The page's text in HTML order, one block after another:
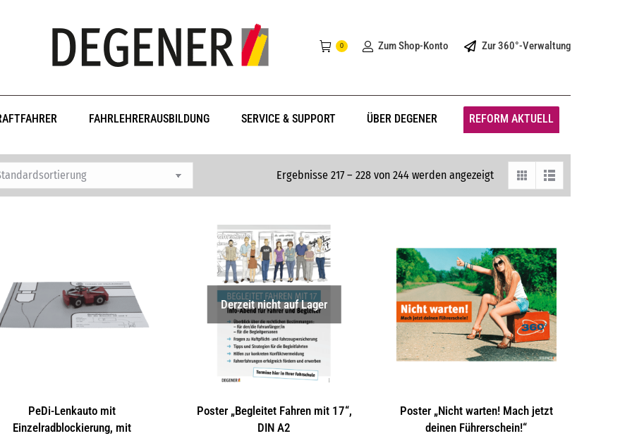
0 Zum Shop-Konto Zur 360°-Verwaltung
FAHRLEHRERAUSBILDUNG SERVICE & SUPPORT ÜBER DEGENER REFORM AKTUELL
Ergebnisse 217 – 228 von 244 werden angezeigt
PeDi-Lenkauto mit
Einzelradblockierung, mit
Derzeit nicht auf Lager
Poster „Begleitet Fahren mit 17“,
DIN A2
Poster „Nicht warten! Mach jetzt
deinen Führerschein!“